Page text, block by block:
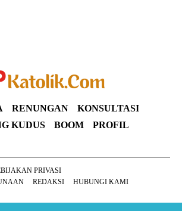
RENUNGAN
KONSULTASI
KUDUS BOOM
PROFIL
PRIVASI
REDAKSI HUBUNGI KAMI